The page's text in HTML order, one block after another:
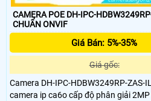
CAMERA POE DH-IPC-
CHUẨN ONVIF
Giá Bán: 5%-35%
Giá gốc:
Camera DH-IPC-HDBW3249RP-ZAS-
camera ip ca6o cấp độ phân giải